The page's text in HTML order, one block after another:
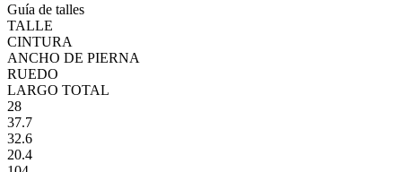
Guía de talles
TALLE
CINTURA
ANCHO DE PIERNA
RUEDO
LARGO TOTAL
28
37.7
32.6
20.4